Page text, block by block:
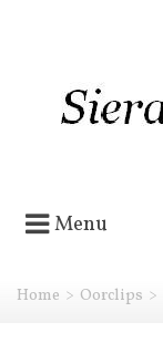
Menu
Home > Oorclips >